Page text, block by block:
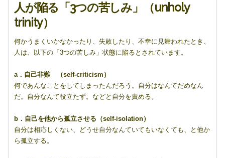
人が陥る「3つの苦しみ」（unholy
trinity）
何かうまくいかなかったり、失敗したり、不幸に見舞われたとき、
人は、以下の「3つの苦しみ」状態に陥るとされています。
a．自己非難 （self-criticism）
何であんなことをしてしまったんだろう。自分はなんてだめなん
だ。自分なんて役立たず。などと自分を責める。
b．自己を他から孤立させる（self-isolation）
自分は相応しくない、どうせ自分なんていてもいなくても、と他か
ら孤立する。